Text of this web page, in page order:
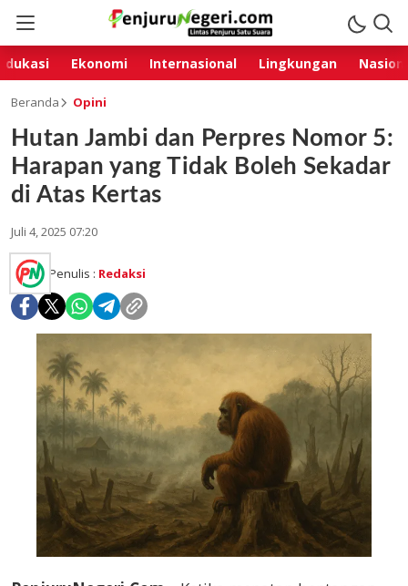
Ekonomi Internasional Lingkungan
Beranda Opini
Hutan Jambi dan Perpres Nomor 5:
Harapan yang Tidak Boleh Sekadar
di Atas Kertas
Juli 4, 2025 07:20
Penulis : Redaksi